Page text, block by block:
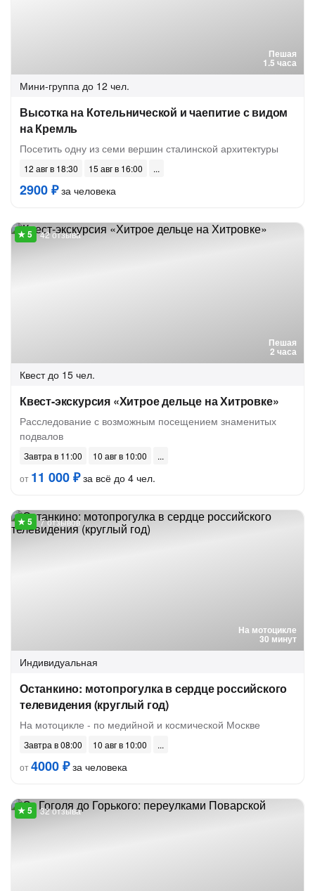
Пешая
1.5 часа
Мини-группа до 12 чел.
Высотка на Котельнической и чаепитие с видом
на Кремль
Посетить одну из семи вершин сталинской архитектуры
12 авг в 18:30 15 авг в 16:00
2900 ₽за человека
Пешая
2 часа
42 отзыва
Квест до 15 чел.
Квест-экскурсия «Хитрое дельце на Хитровке»
Расследование с возможным посещением знаменитых
подвалов
Завтра в 11:00
10 авг в 10:00
от 11 000 ₽за всё до 4 чел.
На мотоцикле
30 минут
7 отзывов
Индивидуальная
Останкино: мотопрогулка в сердце российского
телевидения (круглый год)
На мотоцикле - по медийной и космической Москве
Завтра в 08:00
10 авг в 10:00
от4000 ₽за человека
32 отзыва